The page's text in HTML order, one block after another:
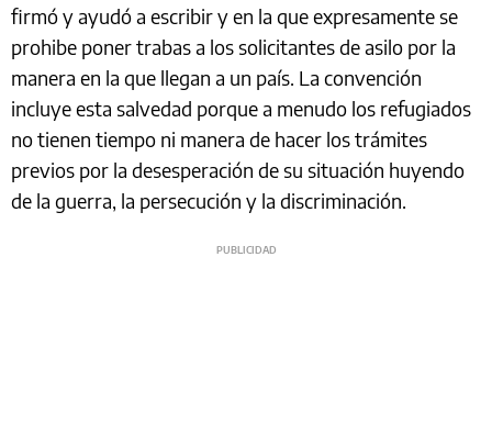
firmó y ayudó a escribir y en la que expresamente se
prohibe poner trabas a los solicitantes de asilo por la
manera en la que llegan a un país. La convención
incluye esta salvedad porque a menudo los refugiados
no tienen tiempo ni manera de hacer los trámites
previos por la desesperación de su situación huyendo
de la guerra, la persecución y la discriminación.